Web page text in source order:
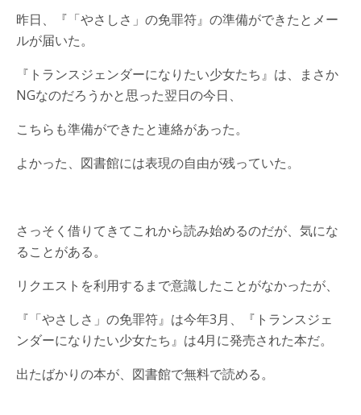
昨日、『「やさしさ」の免罪符』の準備ができたとメー
ルが届いた。
『トランスジェンダーになりたい少女たち』は、まさか
NGなのだろうかと思った翌日の今日、
こちらも準備ができたと連絡があった。
よかった、図書館には表現の自由が残っていた。
さっそく借りてきてこれから読み始めるのだが、気にな
ることがある。
リクエストを利用するまで意識したことがなかったが、
『「やさしさ」の免罪符』は今年3月、『トランスジェ
ンダーになりたい少女たち』は4月に発売された本だ。
出たばかりの本が、図書館で無料で読める。